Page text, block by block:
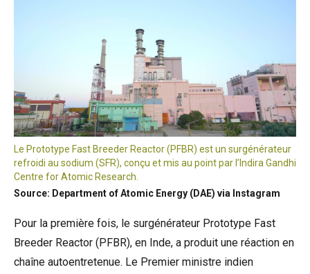
Le Prototype Fast Breeder Reactor (PFBR) est un surgénérateur
refroidi au sodium (SFR), conçu et mis au point par l’Indira Gandhi
Centre for Atomic Research.
Source: Department of Atomic Energy (DAE) via Instagram
Pour la première fois, le surgénérateur Prototype Fast
Breeder Reactor (PFBR), en Inde, a produit une réaction en
chaîne autoentretenue. Le Premier ministre indien